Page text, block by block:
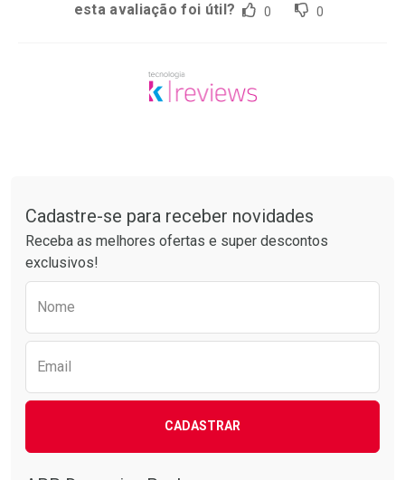
esta avaliação foi útil? 0 0
Cadastre-se para receber novidades
Receba as melhores ofertas e super descontos
exclusivos!
Nome
Email
CADASTRAR